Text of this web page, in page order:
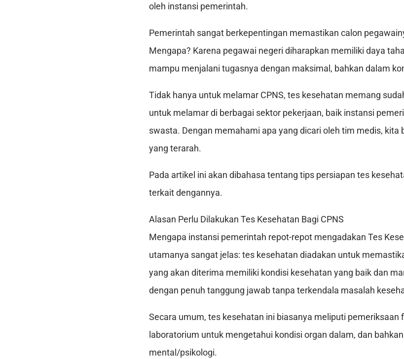
oleh instansi pemerintah.
Pemerintah sangat berkepentingan memastikan calon
Mengapa? Karena pegawai negeri diharapkan memiliki daya
mampu menjalani tugasnya dengan maksimal, bahkan dalam
Tidak hanya untuk melamar CPNS, tes kesehatan memang
untuk melamar di berbagai sektor pekerjaan, baik instansi
swasta. Dengan memahami apa yang dicari oleh tim medis, kita
yang terarah.
Pada artikel ini akan dibahasa tentang tips persiapan tes
terkait dengannya.
Alasan Perlu Dilakukan Tes Kesehatan Bagi CPNS
Mengapa instansi pemerintah repot-repot mengadakan Tes
utamanya sangat jelas: tes kesehatan diadakan untuk
yang akan diterima memiliki kondisi kesehatan yang baik dan
dengan penuh tanggung jawab tanpa terkendala masalah
Secara umum, tes kesehatan ini biasanya meliputi pemeriksaan
laboratorium untuk mengetahui kondisi organ dalam, dan
mental/psikologi.